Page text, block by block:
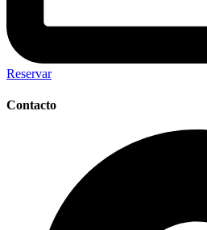
Reservar
Contacto